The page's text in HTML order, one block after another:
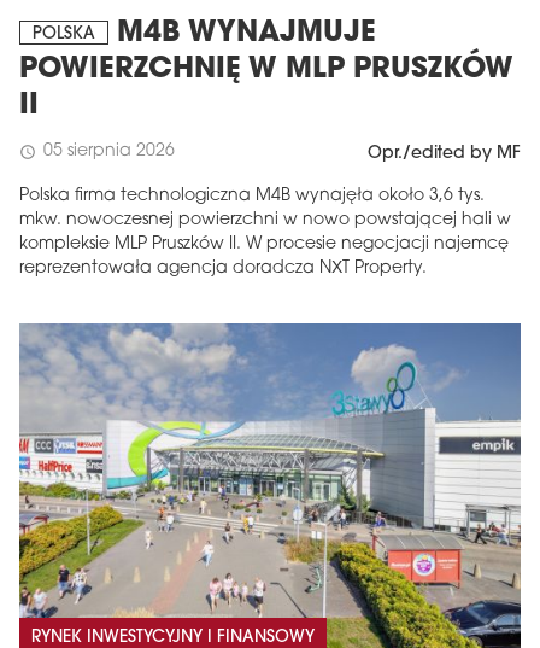
POLSKA
M4B WYNAJMUJE
POWIERZCHNIĘ W MLP PRUSZKÓW
II
schedule 05 sierpnia 2026 Opr./edited by MF
Polska firma technologiczna M4B wynajęła około 3,6 tys.
mkw. nowoczesnej powierzchni w nowo powstającej hali w
kompleksie MLP Pruszków II. W procesie negocjacji najemcę
reprezentowała agencja doradcza NXT Property.
RYNEK INWESTYCYJNY I FINANSOWY